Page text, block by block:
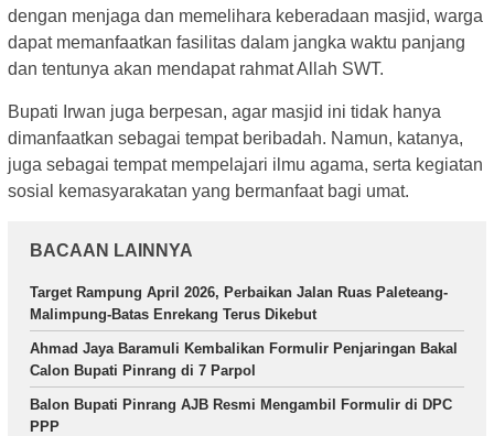
dengan menjaga dan memelihara keberadaan masjid, warga
dapat memanfaatkan fasilitas dalam jangka waktu panjang
dan tentunya akan mendapat rahmat Allah SWT.
Bupati Irwan juga berpesan, agar masjid ini tidak hanya
dimanfaatkan sebagai tempat beribadah. Namun, katanya,
juga sebagai tempat mempelajari ilmu agama, serta kegiatan
sosial kemasyarakatan yang bermanfaat bagi umat.
BACAAN LAINNYA
Target Rampung April 2026, Perbaikan Jalan Ruas Paleteang-
Malimpung-Batas Enrekang Terus Dikebut
Ahmad Jaya Baramuli Kembalikan Formulir Penjaringan Bakal
Calon Bupati Pinrang di 7 Parpol
Balon Bupati Pinrang AJB Resmi Mengambil Formulir di DPC
PPP